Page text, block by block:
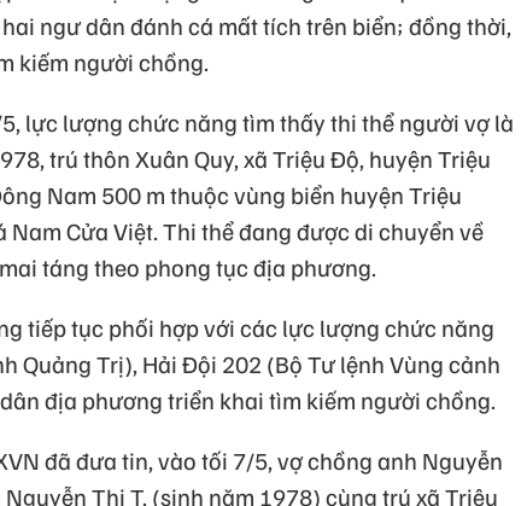
ngư dân đánh cá mất tích trên biển; đồng thời,
kiếm người chồng.
lực lượng chức năng tìm thấy thi thể người vợ là
trú thôn Xuân Quy, xã Triệu Độ, huyện Triệu
Nam 500 m thuộc vùng biển huyện Triệu
Cửa Việt. Thi thể đang được di chuyển về
táng theo phong tục địa phương.
tiếp tục phối hợp với các lực lượng chức năng
Quảng Trị), Hải Đội 202 (Bộ Tư lệnh Vùng cảnh
địa phương triển khai tìm kiếm người chồng.
đã đưa tin, vào tối 7/5, vợ chồng anh Nguyễn
Thị T. (sinh năm 1978) cùng trú xã Triệu